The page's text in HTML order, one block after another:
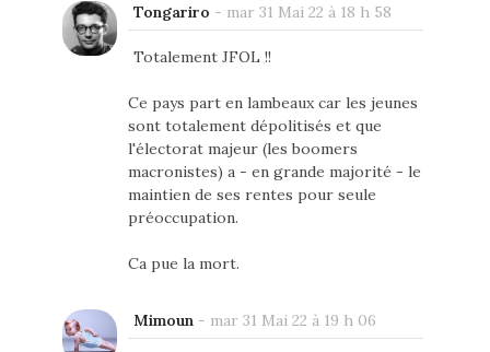
Tongariro - mar 31 Mai 22 à 18 h 58
Totalement JFOL !!
Ce pays part en lambeaux car les jeunes
sont totalement dépolitisés et que
l'électorat majeur (les boomers
macronistes) a - en grande majorité - le
maintien de ses rentes pour seule
préoccupation.
Ca pue la mort.
Mimoun - mar 31 Mai 22 à 19 h 06